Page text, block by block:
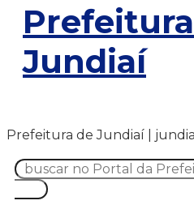
Jundiaí
Prefeitura de Jundiaí |